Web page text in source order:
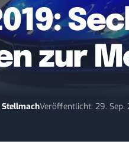
zur
Veröffentlicht: 29. Sep.